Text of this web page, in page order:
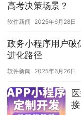
高考决策场景？
软件新闻 2025年6月28日
政务小程序用户破
进化路径
软件新闻 2025年6月26日